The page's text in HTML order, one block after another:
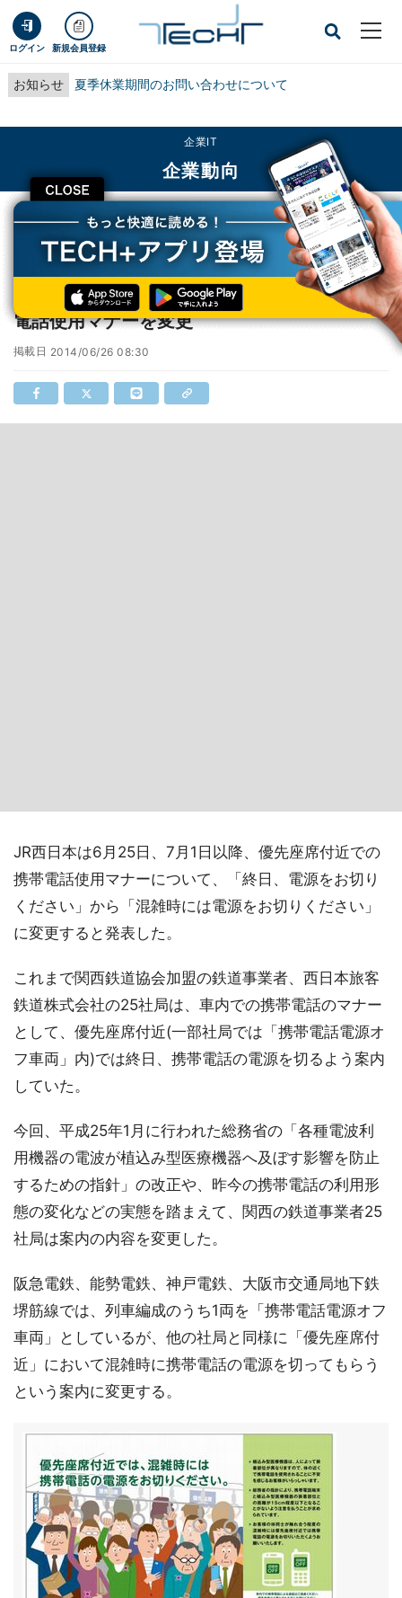
ログイン 新規会員登録
お知らせ 夏季休業期間のお問い合わせについて
CLOSE
企業IT
企業動向
TECH+ 企業IT
企業動向
関西の鉄道事業者25社局、優先席付近の携帯電話使用マナーを変更
関西の鉄道事業者25社局、優先席付近の携帯
電話使用マナーを変更
掲載日 2014/06/26 08:30
JR西日本は6月25日、7月1日以降、優先座席付近での
携帯電話使用マナーについて、「終日、電源をお切り
ください」から「混雑時には電源をお切りください」
に変更すると発表した。
これまで関西鉄道協会加盟の鉄道事業者、西日本旅客
鉄道株式会社の25社局は、車内での携帯電話のマナー
として、優先座席付近(一部社局では「携帯電話電源オ
フ車両」内)では終日、携帯電話の電源を切るよう案内
していた。
今回、平成25年1月に行われた総務省の「各種電波利
用機器の電波が植込み型医療機器へ及ぼす影響を防止
するための指針」の改正や、昨今の携帯電話の利用形
態の変化などの実態を踏まえて、関西の鉄道事業者25
社局は案内の内容を変更した。
阪急電鉄、能勢電鉄、神戸電鉄、大阪市交通局地下鉄
堺筋線では、列車編成のうち1両を「携帯電話電源オフ
車両」としているが、他の社局と同様に「優先座席付
近」において混雑時に携帯電話の電源を切ってもらう
という案内に変更する。